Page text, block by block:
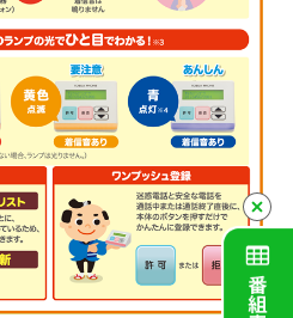
plus Phone Set
イト）